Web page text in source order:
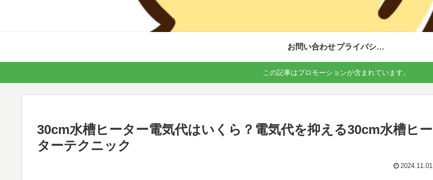
お問い合わせ プライバシーポリシー
この記事はプロモーションが含まれています。
30cm水槽ヒーター電気代はいくら？電気代を抑える30cm水槽ヒー
ターテクニック
2024.11.01